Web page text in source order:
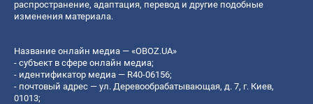
распространение, адаптация, перевод и другие подобные
изменения материала.
Название онлайн медиа — «OBOZ.UA»
- субъект в сфере онлайн медиа;
- идентификатор медиа — R40-06156;
- почтовый адрес — ул. Деревообрабатывающая, д. 7, г. Киев,
01013;